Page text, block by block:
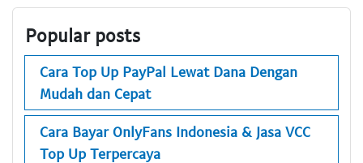
Popular posts
Cara Top Up PayPal Lewat Dana Dengan
Mudah dan Cepat
Cara Bayar OnlyFans Indonesia & Jasa VCC
Top Up Terpercaya